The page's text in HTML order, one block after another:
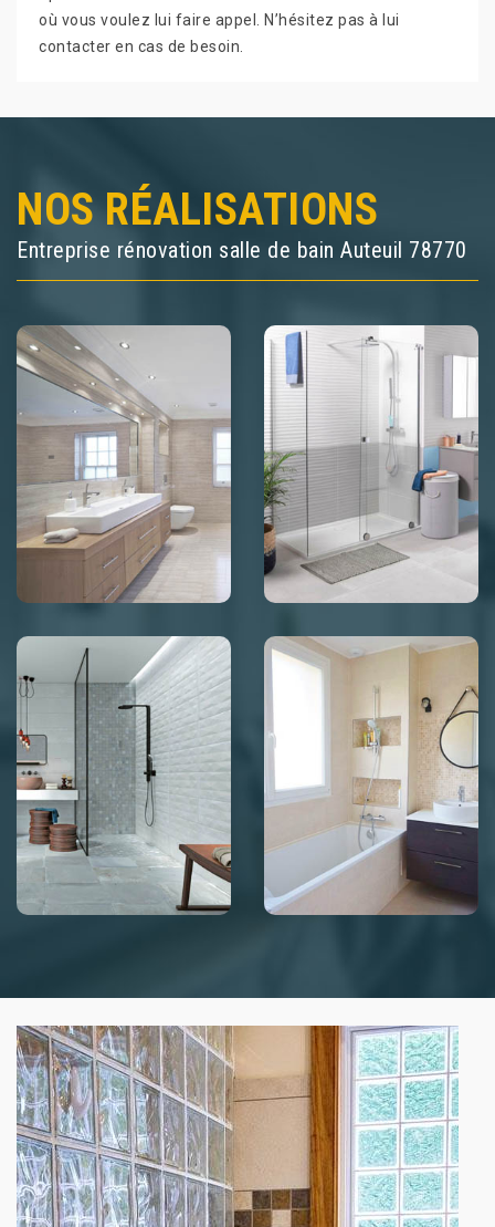
où vous voulez lui faire appel. N’hésitez pas à lui
contacter en cas de besoin.
NOS RÉALISATIONS
Entreprise rénovation salle de bain Auteuil 78770